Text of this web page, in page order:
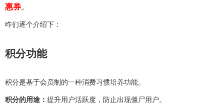
惠券。
咋们逐个介绍下：
积分功能
积分是基于会员制的一种消费习惯培养功能。
积分的用途： 提升用户活跃度，防止出现僵尸用户。